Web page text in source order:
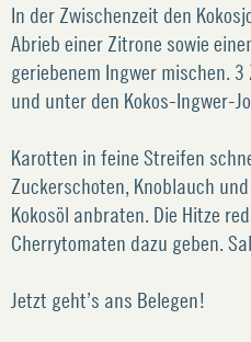
In der Zwischenzeit den
Abrieb einer Zitrone sowie
geriebenem Ingwer mischen.
und unter den Kokos-Ingwer-
Karotten in feine Streifen
Zuckerschoten, Knoblauch
Kokosöl anbraten. Die Hitze
Cherrytomaten dazu geben.
Jetzt geht’s ans Belegen!